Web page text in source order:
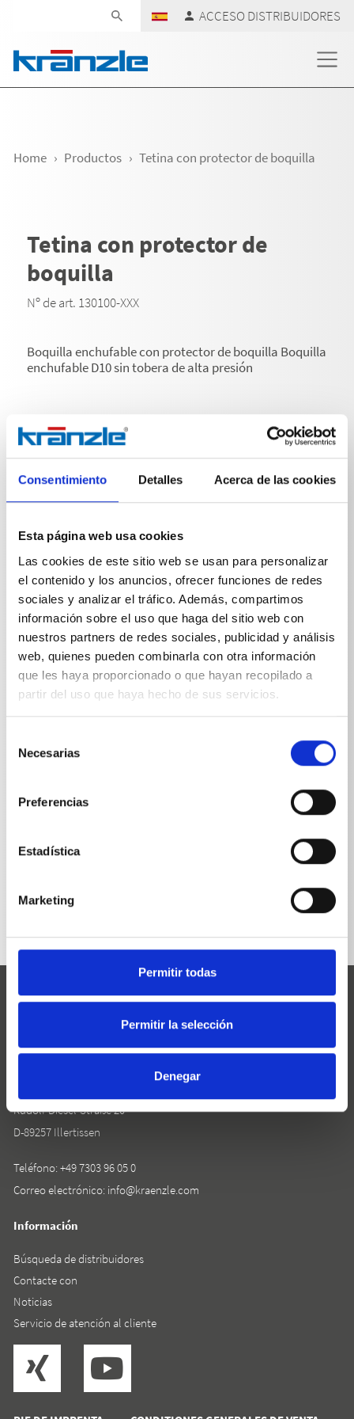
Consentimiento Detalles Acerca de las cookies
Esta página web usa cookies
Las cookies de este sitio web se usan para personalizar
el contenido y los anuncios, ofrecer funciones de redes
sociales y analizar el tráfico. Además, compartimos
información sobre el uso que haga del sitio web con
nuestros partners de redes sociales, publicidad y análisis
web, quienes pueden combinarla con otra información
que les haya proporcionado o que hayan recopilado a
partir del uso que haya hecho de sus servicios.
Necesarias
Preferencias
Estadística
Marketing
Permitir todas
Permitir la selección
Denegar
ACCESO DISTRIBUIDORES
Home Productos Tetina con protector de boquilla
Tetina con protector de
boquilla
Nº de art. 130100-XXX
Boquilla enchufable con protector de boquilla Boquilla
enchufable D10 sin tobera de alta presión
Especificaciones técnicas
ESPECIFICACIONES TÉCNICAS
Peso
Tetina con protector de boquilla
0,0955kg
Josef Kränzle GmbH & Co. KG
Rudolf-Diesel-Straße 20
D-89257 Illertissen
Teléfono:+49 7303 96 05 0
Correo electrónico: info@kraenzle.com
Información
Búsqueda de distribuidores
Contacte con
Noticias
Servicio de atención al cliente